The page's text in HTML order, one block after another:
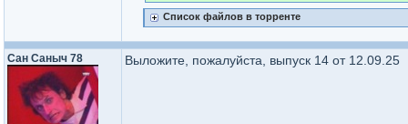
Список файлов в торренте
Сан Саныч 78 Выложите, пожалуйста, выпуск 14 от 12.09.25